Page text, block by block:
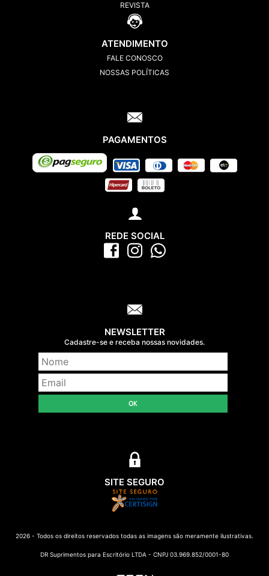
REVISTA
ATENDIMENTO
FALE CONOSCO
NOSSAS POLÍTICAS
PAGAMENTOS
REDE SOCIAL
NEWSLETTER
Cadastre-se e receba nossas novidades.
OK
SITE SEGURO
2026 - Todos os direitos reservados todas as imagens são meramente ilustrativas.
DR Suprimentos para Escritório LTDA - CNPJ 03.969.852/0001-80